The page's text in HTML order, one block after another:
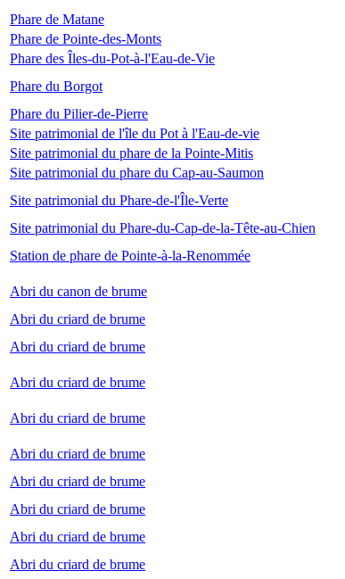
Phare de Matane
Phare de Pointe-des-Monts
Phare des Îles-du-Pot-à-l'Eau-de-Vie
Phare du Borgot
Phare du Pilier-de-Pierre
Site patrimonial de l'île du Pot à l'Eau-de-vie
Site patrimonial du phare de la Pointe-Mitis
Site patrimonial du phare du Cap-au-Saumon
Site patrimonial du Phare-de-l'Île-Verte
Site patrimonial du Phare-du-Cap-de-la-Tête-au-Chien
Station de phare de Pointe-à-la-Renommée
Abri du canon de brume
Abri du criard de brume
Abri du criard de brume
Abri du criard de brume
Abri du criard de brume
Abri du criard de brume
Abri du criard de brume
Abri du criard de brume
Abri du criard de brume
Abri du criard de brume